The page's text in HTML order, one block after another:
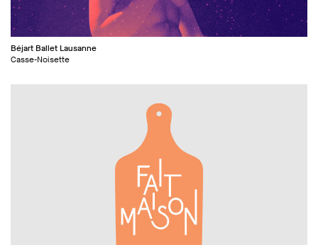
Béjart Ballet Lausanne
Casse-Noisette